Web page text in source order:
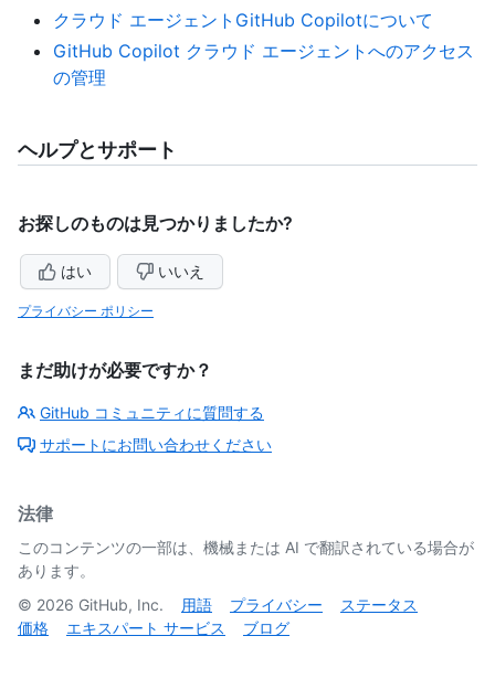
クラウド エージェントGitHub Copilotについて
GitHub Copilot クラウド エージェントへのアクセス
の管理
ヘルプとサポート
お探しのものは見つかりましたか?
はい いいえ
プライバシー ポリシー
まだ助けが必要ですか？
GitHub コミュニティに質問する
サポートにお問い合わせください
法律
このコンテンツの一部は、機械または AI で翻訳されている場合が
あります。
© 2026 GitHub, Inc. 用語 プライバシー
ステータス
価格
エキスパート サービス ブログ